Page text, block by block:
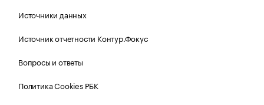
Источники данных
Источник отчетности Контур.Фокус
Вопросы и ответы
Политика Cookies РБК